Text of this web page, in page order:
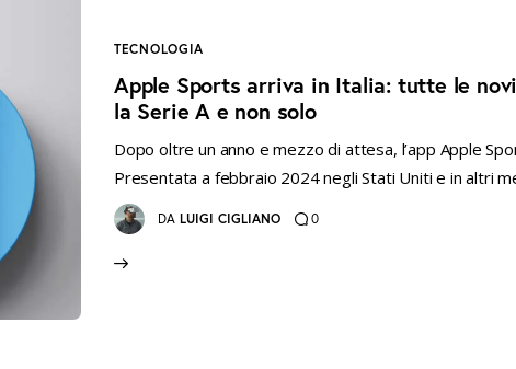
TECNOLOGIA
Apple Sports arriva in Italia: tutte le
la Serie A e non solo
Dopo oltre un anno e mezzo di attesa, l’app Apple
Presentata a febbraio 2024 negli Stati Uniti e in altri
DA LUIGI CIGLIANO 0